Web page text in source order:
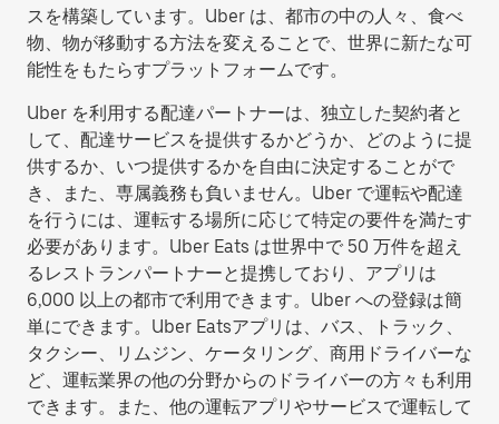
スを構築しています。Uber は、都市の中の人々、食べ
物、物が移動する方法を変えることで、世界に新たな可
能性をもたらすプラットフォームです。
Uber を利用する配達パートナーは、独立した契約者と
して、配達サービスを提供するかどうか、どのように提
供するか、いつ提供するかを自由に決定することがで
き、また、専属義務も負いません。Uber で運転や配達
を行うには、運転する場所に応じて特定の要件を満たす
必要があります。Uber Eats は世界中で 50 万件を超え
るレストランパートナーと提携しており、アプリは
6,000 以上の都市で利用できます。Uber への登録は簡
単にできます。Uber Eatsアプリは、バス、トラック、
タクシー、リムジン、ケータリング、商用ドライバーな
ど、運転業界の他の分野からのドライバーの方々も利用
できます。また、他の運転アプリやサービスで運転して